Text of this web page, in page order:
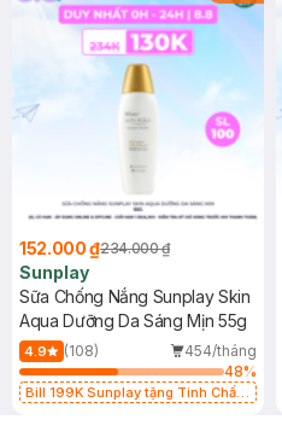
152.000 ₫234.000 ₫
Sunplay
Sữa Chống Nắng Sunplay Skin
Aqua Dưỡng Da Sáng Mịn 55g
4.9 (108)
454/tháng
48%
Bill 199K Sunplay tặng Tinh Chất